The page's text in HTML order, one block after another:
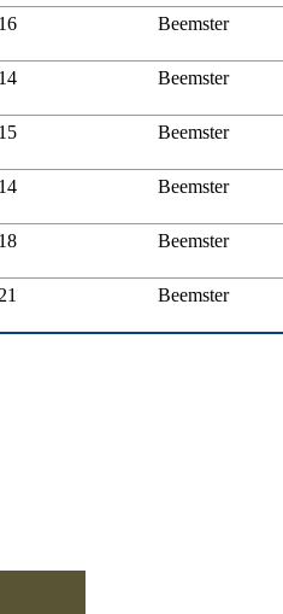
Beemster
Beemster
Beemster
Beemster
Beemster
Beemster